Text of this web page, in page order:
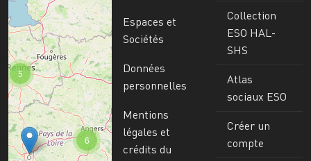
6
5
Espaces et
Sociétés
Données
personnelles
Mentions
légales et
crédits du
Collection
ESO HAL-
SHS
Atlas
sociaux ESO
Créer un
compte